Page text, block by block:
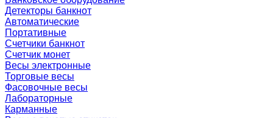
Детекторы банкнот
Автоматические
Портативные
Счетчики банкнот
Счетчик монет
Весы электронные
Торговые весы
Фасовочные весы
Лабораторные
Карманные